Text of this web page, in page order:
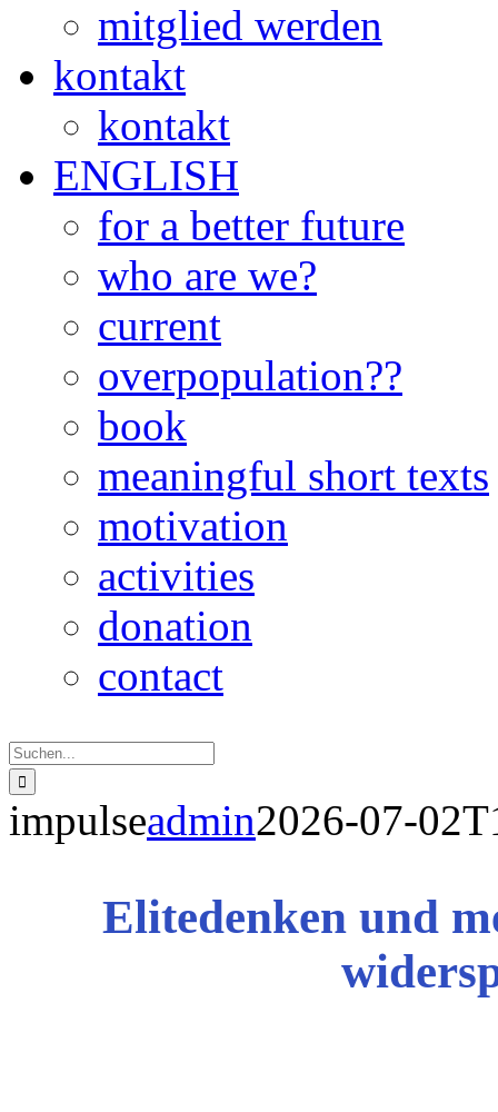
mitglied werden
kontakt
kontakt
ENGLISH
for a better future
who are we?
current
overpopulation??
book
meaningful short texts
motivation
activities
donation
contact
nach:
impulseadmin2026-07-
Elitedenken und